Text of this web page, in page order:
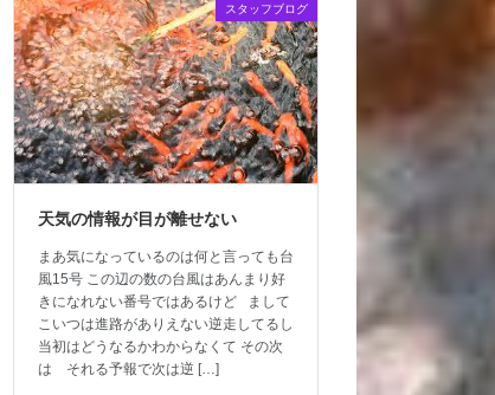
スタッフブログ
天気の情報が目が離せない
まあ気になっているのは何と言っても台
風15号 この辺の数の台風はあんまり好
きになれない番号ではあるけど まして
こいつは進路がありえない逆走してるし
当初はどうなるかわからなくて その次
は それる予報で次は逆 […]